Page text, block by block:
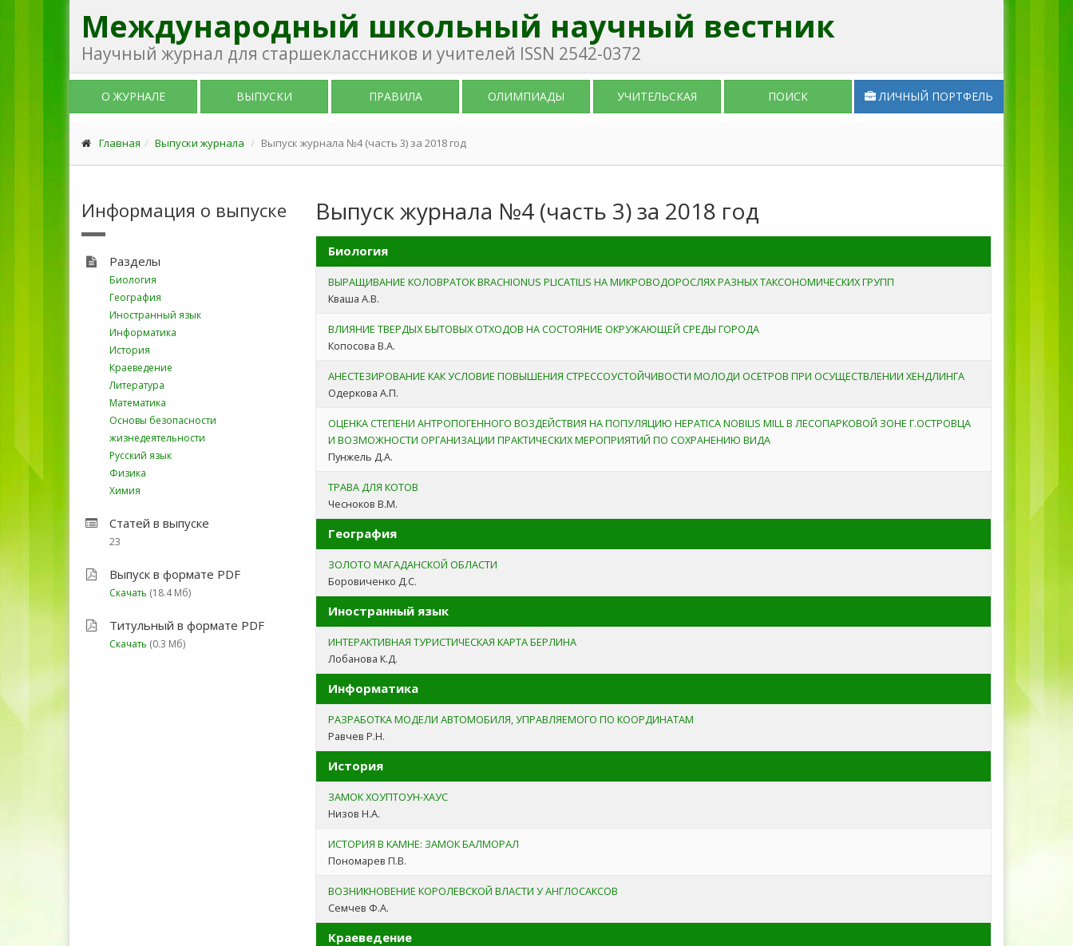
Международный школьный научный вестник
Научный журнал для старшеклассников и учителей ISSN 2542-0372
О ЖУРНАЛЕ ВЫПУСКИ ПРАВИЛА ОЛИМПИАДЫ УЧИТЕЛЬСКАЯ ПОИСК ЛИЧНЫЙ ПОРТФЕЛЬ
Главная Выпуски журнала Выпуск журнала №4 (часть 3) за 2018 год
Информация о выпуске
Разделы
Биология
География
Иностранный язык
Информатика
История
Краеведение
Литература
Математика
Основы безопасности
жизнедеятельности
Русский язык
Физика
Химия
Статей в выпуске
23
Выпуск в формате PDF
Скачать (18.4 Мб)
Титульный в формате PDF
Скачать (0.3 Мб)
Выпуск журнала №4 (часть 3) за 2018 год
Биология
ВЫРАЩИВАНИЕ КОЛОВРАТОК BRACHIONUS PLICATILIS НА МИКРОВОДОРОСЛЯХ РАЗНЫХ ТАКСОНОМИЧЕСКИХ ГРУПП
Кваша А.В.
ВЛИЯНИЕ ТВЕРДЫХ БЫТОВЫХ ОТХОДОВ НА СОСТОЯНИЕ ОКРУЖАЮЩЕЙ СРЕДЫ ГОРОДА
Копосова В.А.
АНЕСТЕЗИРОВАНИЕ КАК УСЛОВИЕ ПОВЫШЕНИЯ СТРЕССОУСТОЙЧИВОСТИ МОЛОДИ ОСЕТРОВ ПРИ ОСУЩЕСТВЛЕНИИ ХЕНДЛИНГА
Одеркова А.П.
ОЦЕНКА СТЕПЕНИ АНТРОПОГЕННОГО ВОЗДЕЙСТВИЯ НА ПОПУЛЯЦИЮ HEPATICA NOBILIS MILL В ЛЕСОПАРКОВОЙ ЗОНЕ Г.ОСТРОВЦА
И ВОЗМОЖНОСТИ ОРГАНИЗАЦИИ ПРАКТИЧЕСКИХ МЕРОПРИЯТИЙ ПО СОХРАНЕНИЮ ВИДА
Пунжель Д.А.
ТРАВА ДЛЯ КОТОВ
Чесноков В.М.
География
ЗОЛОТО МАГАДАНСКОЙ ОБЛАСТИ
Боровиченко Д.С.
Иностранный язык
ИНТЕРАКТИВНАЯ ТУРИСТИЧЕСКАЯ КАРТА БЕРЛИНА
Лобанова К.Д.
Информатика
РАЗРАБОТКА МОДЕЛИ АВТОМОБИЛЯ, УПРАВЛЯЕМОГО ПО КООРДИНАТАМ
Равчев Р.Н.
История
ЗАМОК ХОУПТОУН-ХАУС
Низов Н.А.
ИСТОРИЯ В КАМНЕ: ЗАМОК БАЛМОРАЛ
Пономарев П.В.
ВОЗНИКНОВЕНИЕ КОРОЛЕВСКОЙ ВЛАСТИ У АНГЛОСАКСОВ
Семчев Ф.А.
Краеведение